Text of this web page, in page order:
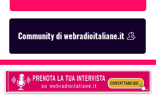
Community di webradioitaliane.it